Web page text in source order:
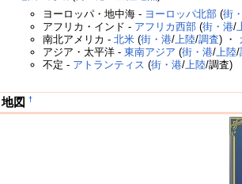
ヨーロッパ・地中海 - ヨーロッパ北部 (街
アフリカ・インド - アフリカ西部 (街・港/
南北アメリカ -北米 (街・港/ 上陸/調査) ・
アジア・太平洋 -東南アジア (街・港/ 上陸/
不定 - アトランティス (街・港/ 上陸/調査)
地図 †